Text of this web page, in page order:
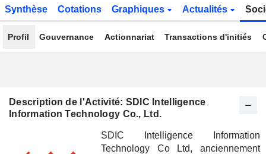
Synthèse Cotations Graphiques Actualités
Profil Gouvernance Actionnariat Transactions d'initiés
Description de l'Activité: SDIC Intelligence
Information Technology Co., Ltd.
SDIC Intelligence Information
Technology Co Ltd, anciennement